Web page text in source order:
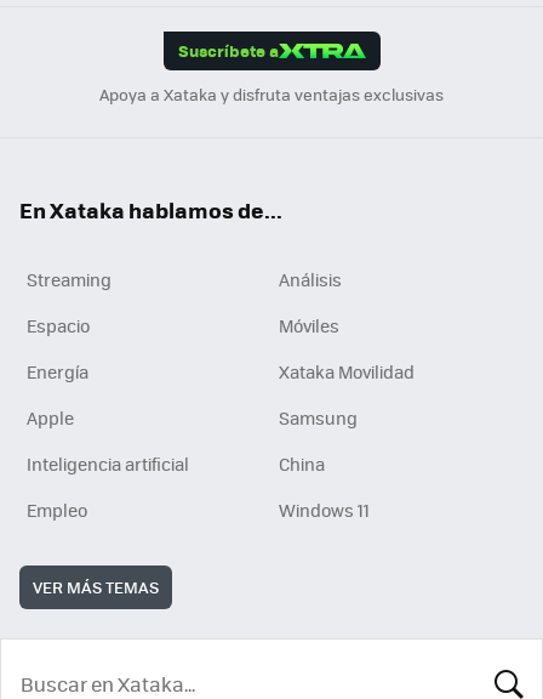
Suscríbete a
Apoya a Xataka y disfruta ventajas exclusivas
En Xataka hablamos de...
Streaming
Análisis
Espacio
Móviles
Energía
Xataka Movilidad
Apple
Samsung
Inteligencia artificial
China
Empleo
Windows 11
VER MÁS TEMAS